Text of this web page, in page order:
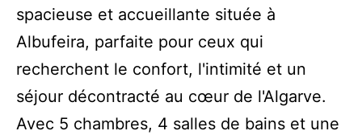
spacieuse et accueillante située à
Albufeira, parfaite pour ceux qui
recherchent le confort, l'intimité et un
séjour décontracté au cœur de l'Algarve.
Avec 5 chambres, 4 salles de bains et une